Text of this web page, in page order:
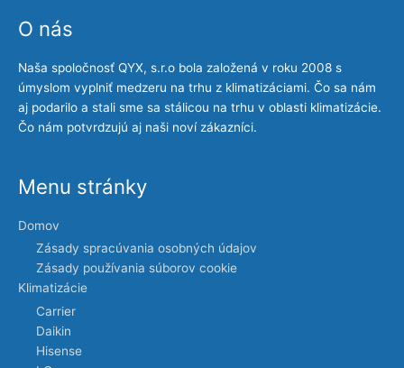
O nás
Naša spoločnosť QYX, s.r.o bola založená v roku 2008 s
úmyslom vyplniť medzeru na trhu z klimatizáciami. Čo sa nám
aj podarilo a stali sme sa stálicou na trhu v oblasti klimatizácie.
Čo nám potvrdzujú aj naši noví zákazníci.
Menu stránky
Domov
Zásady spracúvania osobných údajov
Zásady používania súborov cookie
Klimatizácie
Carrier
Daikin
Hisense